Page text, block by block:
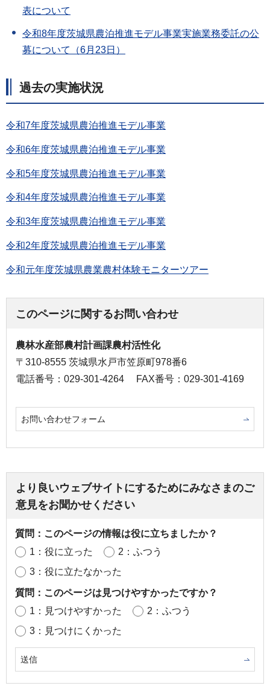
表について
令和8年度茨城県農泊推進モデル事業実施業務委託の公
募について（6月23日）
過去の実施状況
令和7年度茨城県農泊推進モデル事業
令和6年度茨城県農泊推進モデル事業
令和5年度茨城県農泊推進モデル事業
令和4年度茨城県農泊推進モデル事業
令和3年度茨城県農泊推進モデル事業
令和2年度茨城県農泊推進モデル事業
令和元年度茨城県農業農村体験モニターツアー
このページに関するお問い合わせ
農林水産部農村計画課農村活性化
〒310-8555 茨城県水戸市笠原町978番6
電話番号：029-301-4264
FAX番号：029-301-4169
お問い合わせフォーム
より良いウェブサイトにするためにみなさまのご
意見をお聞かせください
質問：このページの情報は役に立ちましたか？
1：役に立った
2：ふつう
3：役に立たなかった
質問：このページは見つけやすかったですか？
1：見つけやすかった
2：ふつう
3：見つけにくかった